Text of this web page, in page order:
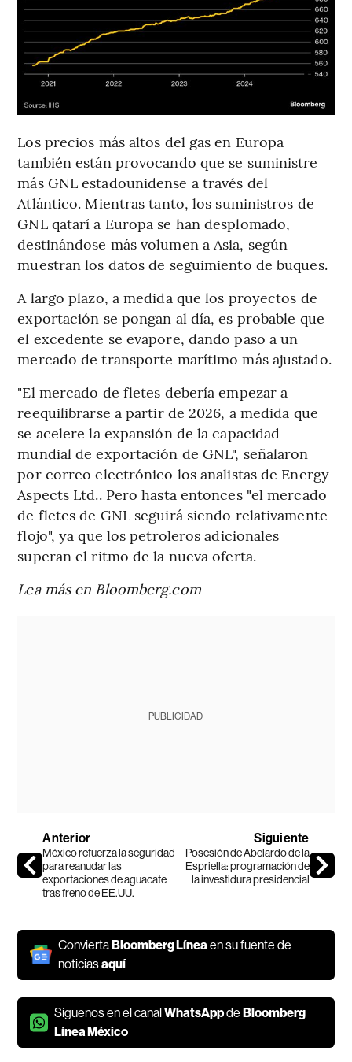
Los precios más altos del gas en Europa
también están provocando que se suministre
más GNL estadounidense a través del
Atlántico. Mientras tanto, los suministros de
GNL qatarí a Europa se han desplomado,
destinándose más volumen a Asia, según
muestran los datos de seguimiento de buques.
A largo plazo, a medida que los proyectos de
exportación se pongan al día, es probable que
el excedente se evapore, dando paso a un
mercado de transporte marítimo más ajustado.
"El mercado de fletes debería empezar a
reequilibrarse a partir de 2026, a medida que
se acelere la expansión de la capacidad
mundial de exportación de GNL", señalaron
por correo electrónico los analistas de Energy
Aspects Ltd.. Pero hasta entonces "el mercado
de fletes de GNL seguirá siendo relativamente
flojo", ya que los petroleros adicionales
superan el ritmo de la nueva oferta.
Lea más en Bloomberg.com
PUBLICIDAD
Anterior
México refuerza la seguridad
para reanudar las
exportaciones de aguacate
tras freno de EE.UU.
Siguiente
Posesión de Abelardo de la
Espriella: programación de
la investidura presidencial
ConviertaBloomberg Línea en su fuente de
noticiasaquí
Síguenos en el canalWhatsAppdeBloomberg
Línea México